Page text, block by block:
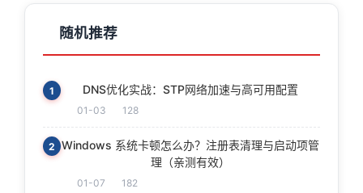
随机推荐
1 DNS优化实战：STP网络加速与高可用配置
01-03 128
2 Windows 系统卡顿怎么办？注册表清理与启动项管
理（亲测有效）
01-07 182